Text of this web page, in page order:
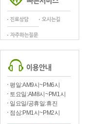
평일:AM9시~PM6시
토요일:AM8시~PM1시
일요일/공휴일:휴진
점심:PM1시~PM2시